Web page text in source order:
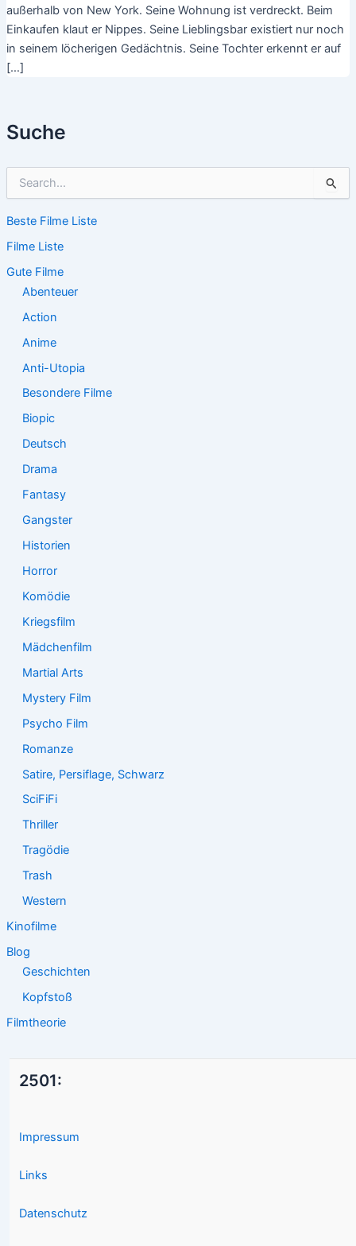
Suche
h
n
n
Beste Filme Liste
Filme Liste
Gute Filme
Abenteuer
Action
Anime
Anti-Utopia
Besondere Filme
Biopic
Deutsch
Drama
Fantasy
Gangster
Historien
Horror
Komödie
Kriegsfilm
Mädchenfilm
Martial Arts
Mystery Film
Psycho Film
Romanze
Satire, Persiflage, Schwarz
SciFiFi
Thriller
Tragödie
Trash
Western
Kinofilme
Blog
Geschichten
Kopfstoß
Filmtheorie
außerhalb von New York. Seine Wohnung ist verdreckt. Beim
Einkaufen klaut er Nippes. Seine Lieblingsbar existiert nur noch
in seinem löcherigen Gedächtnis. Seine Tochter erkennt er auf
[…]
2501:
Impressum
Links
Datenschutz